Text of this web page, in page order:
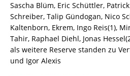
Sascha Blüm, Eric Schüttler,
Schreiber, Talip Gündogan, Nico
Kaltenborn, Ekrem, Ingo Reis(1),
Tahir, Raphael Diehl, Jonas
als weitere Reserve standen zu
und Igor Alexis